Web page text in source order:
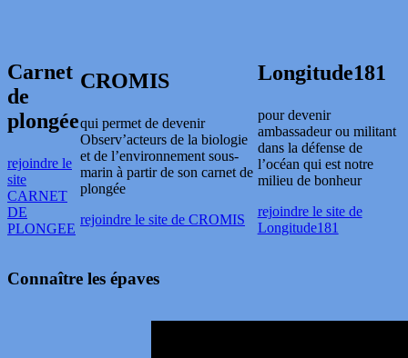
Carnet
de
plongée
rejoindre le
site
CARNET
DE
PLONGEE
CROMIS
qui permet de devenir
Observ’acteurs de la biologie
et de l’environnement sous-
marin à partir de son carnet de
plongée
rejoindre le site de CROMIS
Longitude181
pour devenir
ambassadeur ou militant
dans la défense de
l’océan qui est notre
milieu de bonheur
rejoindre le site de
Longitude181
Connaître les épaves